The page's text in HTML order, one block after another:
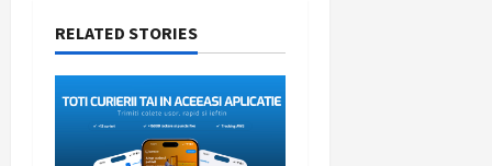
v
i
g
RELATED STORIES